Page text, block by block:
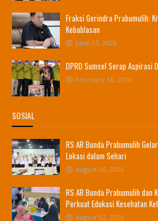
Fraksi Gerindra Prabumulih:
Kebablasan
June 15, 2026
DPRD Sumsel Serap Aspirasi
February 16, 2026
SOSIAL
RS AR Bunda Prabumulih
Lokasi dalam Sehari
August 06, 2026
RS AR Bunda Prabumulih dan
Perkuat Edukasi Kesehatan
August 02, 2026